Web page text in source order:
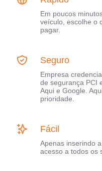
Em poucos
veículo, escolhe o
pagar.
Seguro
Empresa
de segurança PCI
Aqui e Google.
prioridade.
Fácil
Apenas inserindo
acesso a todos os